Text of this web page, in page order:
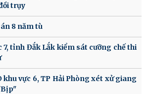
trụy
8 năm tù
7, tỉnh Đắk Lắk kiểm sát cưỡng chế thi
khu vực 6, TP Hải Phòng xét xử giang